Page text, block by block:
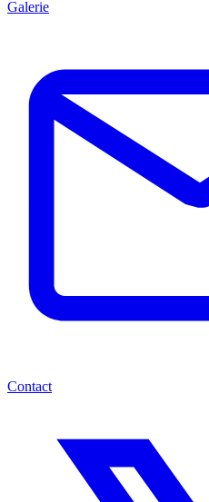
Galerie
Contact